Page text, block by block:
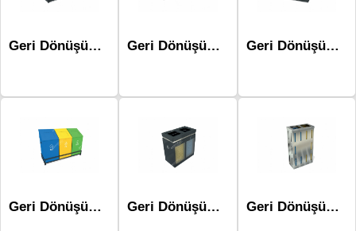
Geri Dönüşüm Atık Üniteleri Mak-657 Geri Dönüşüm Atık Üniteleri Mak-667d Geri Dönüşüm Atık Üniteleri Mak-643b ikili Poşetli
Geri Dönüşüm Atık Üniteleri - Mak-616a Geri Dönüşüm Atık Üniteleri Mak-684b Geri Dönüşüm Atık Üniteleri - Mak-618b